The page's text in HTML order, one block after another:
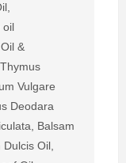
oil
&
Vulgare
Deodara
Balsam
Dulcis Oil,